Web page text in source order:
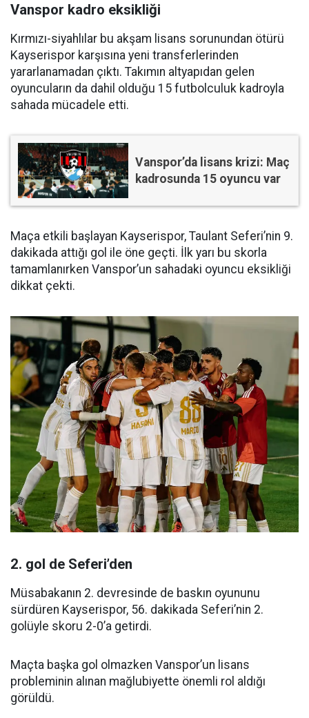
Vanspor kadro eksikliği
Kırmızı-siyahlılar bu akşam lisans sorunundan ötürü
Kayserispor karşısına yeni transferlerinden
yararlanamadan çıktı. Takımın altyapıdan gelen
oyuncuların da dahil olduğu 15 futbolculuk kadroyla
sahada mücadele etti.
Vanspor’da lisans krizi: Maç
kadrosunda 15 oyuncu var
Maça etkili başlayan Kayserispor, Taulant Seferi’nin 9.
dakikada attığı gol ile öne geçti. İlk yarı bu skorla
tamamlanırken Vanspor’un sahadaki oyuncu eksikliği
dikkat çekti.
2. gol de Seferi’den
Müsabakanın 2. devresinde de baskın oyununu
sürdüren Kayserispor, 56. dakikada Seferi’nin 2.
golüyle skoru 2-0’a getirdi.
Maçta başka gol olmazken Vanspor’un lisans
probleminin alınan mağlubiyette önemli rol aldığı
görüldü.